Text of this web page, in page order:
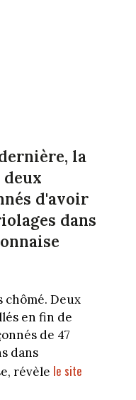
la
d'avoir
dans
chômé. Deux
en fin de
de 47
dans
révèle le site